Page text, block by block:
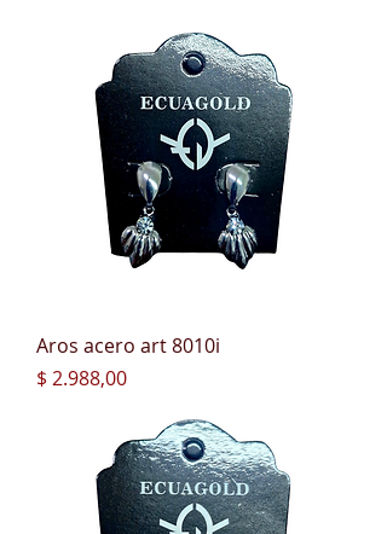
Aros acero art 8010i
Precio
$ 2.988,00